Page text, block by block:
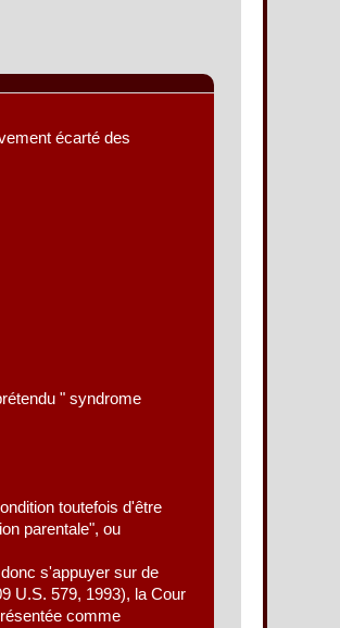
écarté des
" syndrome
toutefois d'être
parentale", ou
s'appuyer sur de
U.S. 579, 1993), la Cour
comme